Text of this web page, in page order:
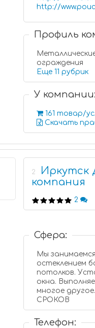
http://
Профиль
ограждения
Еще 11 рубрик
У компании:
161 товар/
Скачать
2
Иркутск
компания
2
Сфера:
Мы
остеклением
потолков.
окна.
многое
СРОКОВ
Телефон: